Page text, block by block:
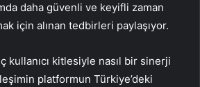
daha güvenli ve keyifli zaman
için alınan tedbirleri paylaşıyor.
kullanıcı kitlesiyle nasıl bir sinerji
platformun Türkiye’deki